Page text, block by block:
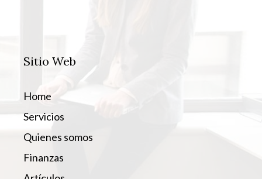
Sitio Web
Home
Servicios
Quienes somos
Finanzas